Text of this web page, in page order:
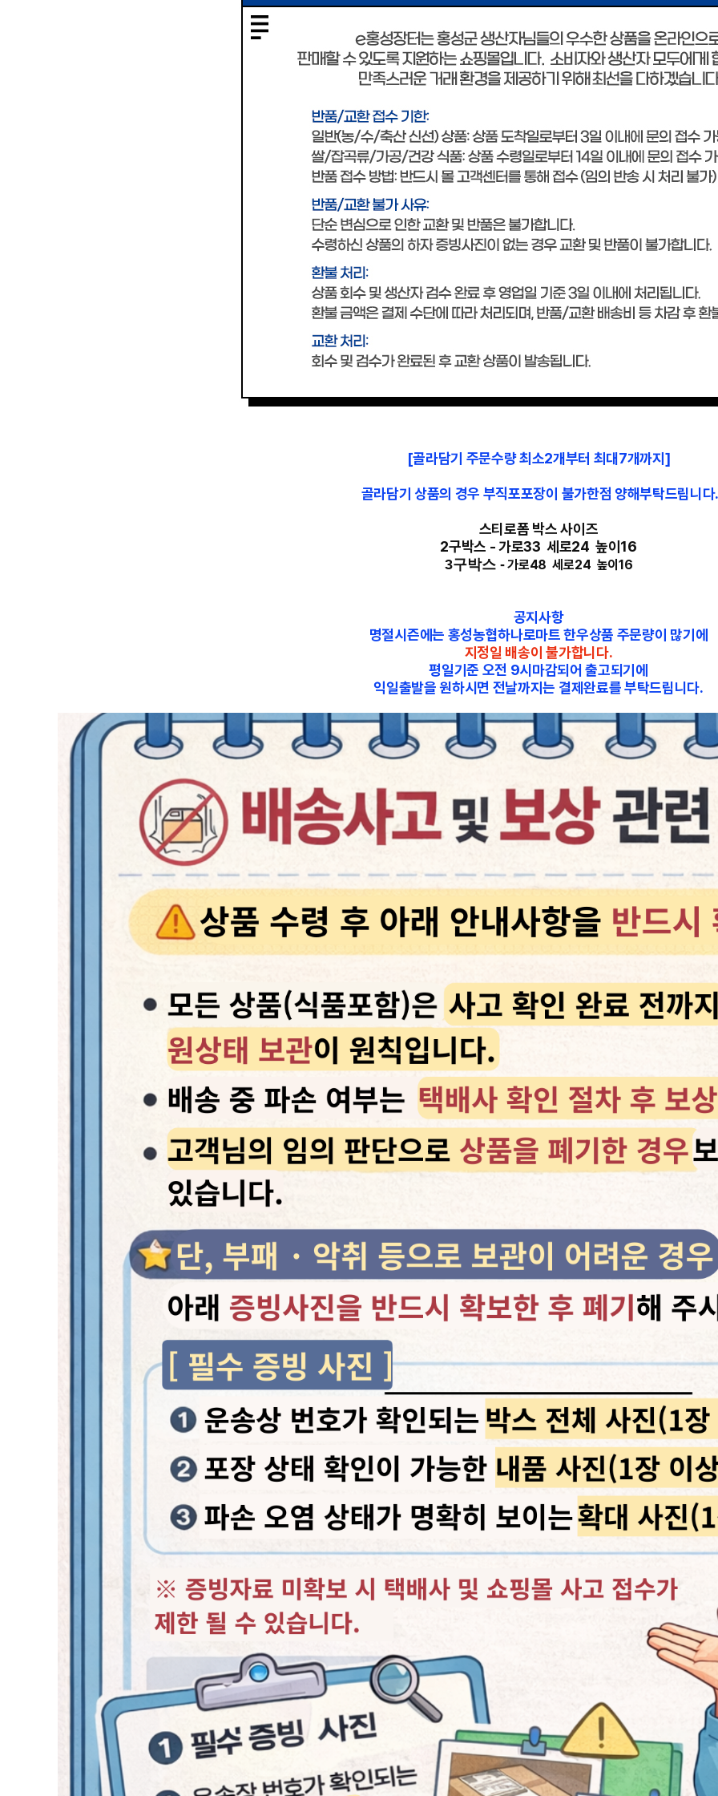
[골라담기 주문수량 최소2개부터 최대7개까지]
골라담기 상품의 경우 부직포포장이 불가한점 양해부탁드립니
스티로폼 박스 사이즈
2구박스 - 가로33 세로24 높이16
3구박스 -가로48 세로24 높이16
공지사항
명절시즌에는 홍성농협하나로마트 한우상품 주문량이 많기에
지정일 배송이 불가합니다.
평일기준 오전 9시마감되어 출고되기에
익일출발을 원하시면 전날까지는 결제완료를 부탁드립니다.